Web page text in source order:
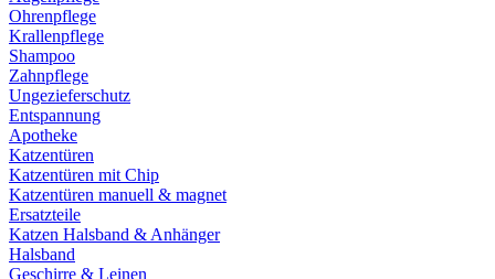
Ohrenpflege
Krallenpflege
Shampoo
Zahnpflege
Ungezieferschutz
Entspannung
Apotheke
Katzentüren
Katzentüren mit Chip
Katzentüren manuell & magnet
Ersatzteile
Katzen Halsband & Anhänger
Halsband
Geschirre & Leinen